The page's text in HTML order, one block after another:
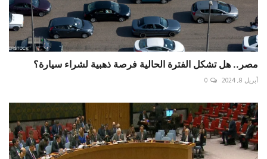
مصر.. هل تشكل الفترة الحالية فرصة ذهبية لشراء سيارة؟
أبريل 8, 2024 0